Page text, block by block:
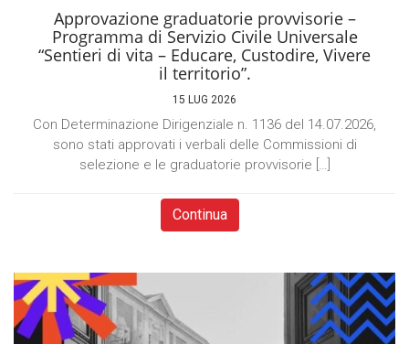
Approvazione graduatorie provvisorie –
Programma di Servizio Civile Universale
“Sentieri di vita – Educare, Custodire, Vivere
il territorio”.
15 LUG 2026
Con Determinazione Dirigenziale n. 1136 del 14.07.2026,
sono stati approvati i verbali delle Commissioni di
selezione e le graduatorie provvisorie […]
Continua